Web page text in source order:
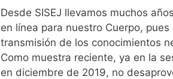
Desde SISEJ llevamos muchos
en línea para nuestro Cuerpo,
transmisión de los conocimientos
Como muestra reciente, ya en la
en diciembre de 2019, no